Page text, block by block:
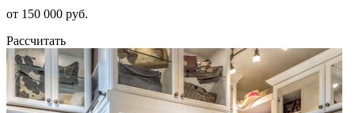
от 150 000 руб.
Рассчитать